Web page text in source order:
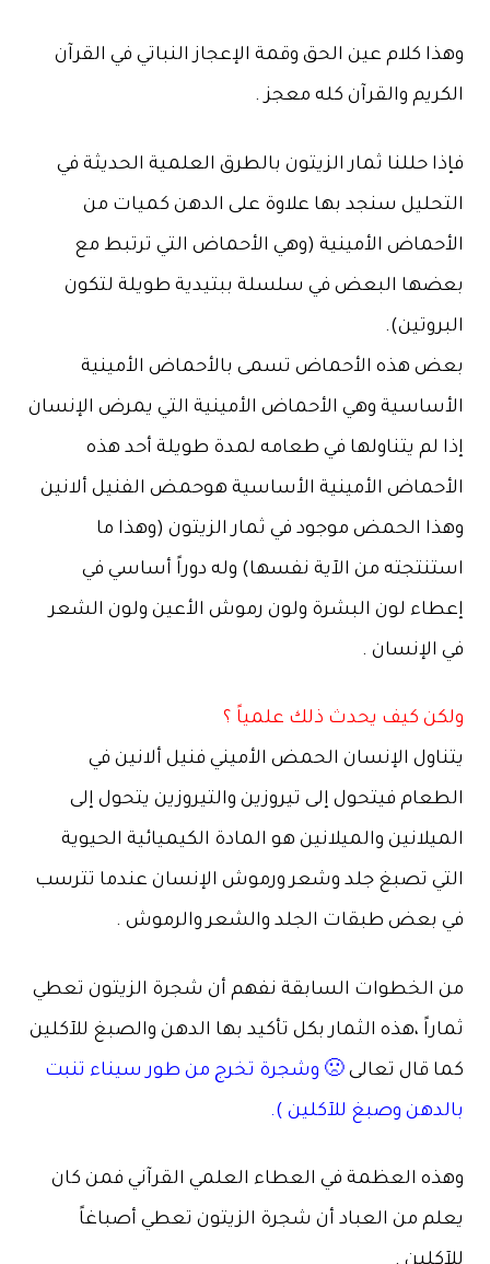
وهذا كلام عين الحق وقمة الإعجاز النباتي في القرآن
الكريم والقرآن كله معجز .
فإذا حللنا ثمار الزيتون بالطرق العلمية الحديثة في
التحليل سنجد بها علاوة على الدهن كميات من
الأحماض الأمينية (وهي الأحماض التي ترتبط مع
بعضها البعض في سلسلة ببتيدية طويلة لتكون
البروتين).
بعض هذه الأحماض تسمى بالأحماض الأمينية
الأساسية وهي الأحماض الأمينية التي يمرض الإنسان
إذا لم يتناولها في طعامه لمدة طويلة أحد هذه
الأحماض الأمينية الأساسية هوحمض الفنيل ألانين
وهذا الحمض موجود في ثمار الزيتون (وهذا ما
استنتجته من الآية نفسها) وله دوراً أساسي في
إعطاء لون البشرة ولون رموش الأعين ولون الشعر
في الإنسان .
ولكن كيف يحدث ذلك علمياً ؟
يتناول الإنسان الحمض الأميني فنيل ألانين في
الطعام فيتحول إلى تيروزين والتيروزين يتحول إلى
الميلانين والميلانين هو المادة الكيميائية الحيوية
التي تصبغ جلد وشعر ورموش الإنسان عندما تترسب
في بعض طبقات الجلد والشعر والرموش .
من الخطوات السابقة نفهم أن شجرة الزيتون تعطي
ثماراً ،هذه الثمار بكل تأكيد بها الدهن والصبغ للآكلين
كما قال تعالى 🙁 وشجرة تخرج من طور سيناء تنبت
بالدهن وصبغ للآكلين ).
وهذه العظمة في العطاء العلمي القرآني فمن كان
يعلم من العباد أن شجرة الزيتون تعطي أصباغاً